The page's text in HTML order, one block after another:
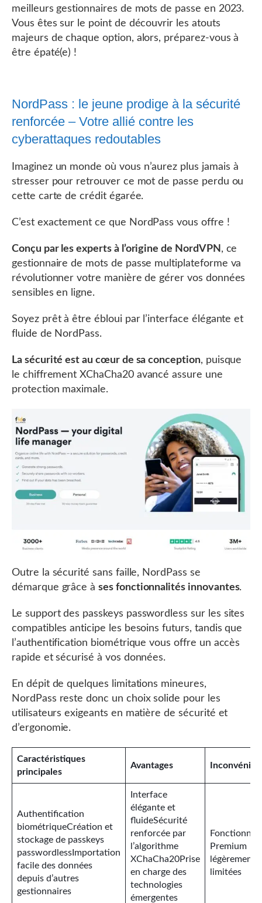
meilleurs gestionnaires de mots de passe en 2023.
Vous êtes sur le point de découvrir les atouts
majeurs de chaque option, alors, préparez-vous à
être épaté(e) !
NordPass : le jeune prodige à la sécurité
renforcée – Votre allié contre les
cyberattaques redoutables
Imaginez un monde où vous n’aurez plus jamais à
stresser pour retrouver ce mot de passe perdu ou
cette carte de crédit égarée.
C’est exactement ce que NordPass vous offre !
Conçu par les experts à l’origine de NordVPN , ce
gestionnaire de mots de passe multiplateforme va
révolutionner votre manière de gérer vos données
sensibles en ligne.
Soyez prêt à être ébloui par l’interface élégante et
fluide de NordPass.
La sécurité est au cœur de sa conception, puisque
le chiffrement XChaCha20 avancé assure une
protection maximale.
Outre la sécurité sans faille, NordPass se
démarque grâce àses fonctionnalités innovantes.
Le support des passkeys passwordless sur les sites
compatibles anticipe les besoins futurs, tandis que
l’authentification biométrique vous offre un accès
rapide et sécurisé à vos données.
En dépit de quelques limitations mineures,
NordPass reste donc un choix solide pour les
utilisateurs exigeants en matière de sécurité et
d’ergonomie.
Caractéristiques
principales
Avantages
Authentification
biométriqueCréation et
stockage de passkeys
passwordlessImportation
facile des données
depuis d’autres
gestionnaires
Interface
élégante et
fluideSécurité
renforcée par
l’algorithme
XChaCha20Prise
en charge des
technologies
émergentes
Premium
légèrement
limitées